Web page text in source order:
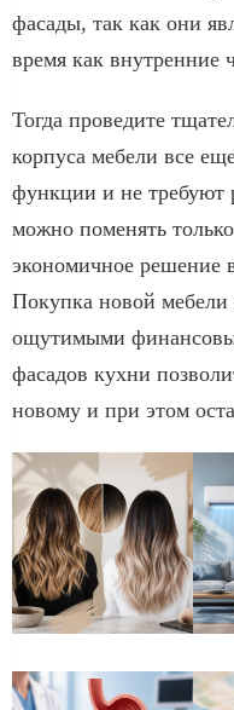
фасады, так как они
время как внутренние
Тогда проведите
корпуса мебели все
функции и не требуют
можно поменять
экономичное решение
Покупка новой мебели
ощутимыми
фасадов кухни
новому и при этом